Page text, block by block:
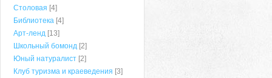
Столовая [4]
Библиотека [4]
Арт-ленд [13]
Школьный бомонд [2]
Юный натуралист [2]
Клуб туризма и краеведения [3]